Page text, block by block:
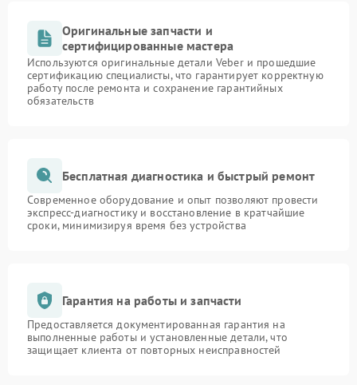
Оригинальные запчасти и
сертифицированные мастера
Используются оригинальные детали Veber и прошедшие
сертификацию специалисты, что гарантирует корректную
работу после ремонта и сохранение гарантийных
обязательств
Бесплатная диагностика и быстрый ремонт
Современное оборудование и опыт позволяют провести
экспресс-диагностику и восстановление в кратчайшие
сроки, минимизируя время без устройства
Гарантия на работы и запчасти
Предоставляется документированная гарантия на
выполненные работы и установленные детали, что
защищает клиента от повторных неисправностей